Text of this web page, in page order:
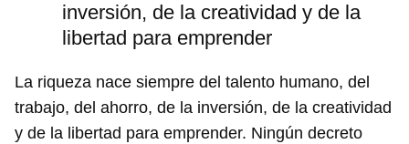
inversión, de la creatividad y de la
libertad para emprender
La riqueza nace siempre del talento humano, del
trabajo, del ahorro, de la inversión, de la creatividad
y de la libertad para emprender. Ningún decreto